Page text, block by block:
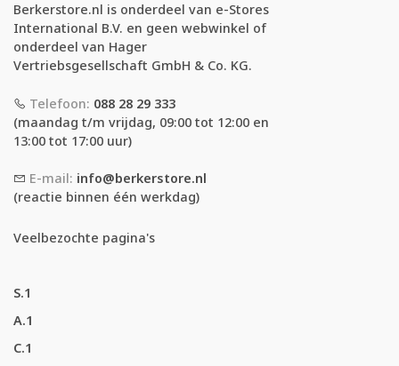
Berkerstore.nl is onderdeel van e-Stores
International B.V. en geen webwinkel of
onderdeel van Hager
Vertriebsgesellschaft GmbH & Co. KG.
Telefoon: 088 28 29 333
(maandag t/m vrijdag, 09:00 tot 12:00 en
13:00 tot 17:00 uur)
E-mail: info@berkerstore.nl
(reactie binnen één werkdag)
Veelbezochte pagina's
S.1
A.1
C.1